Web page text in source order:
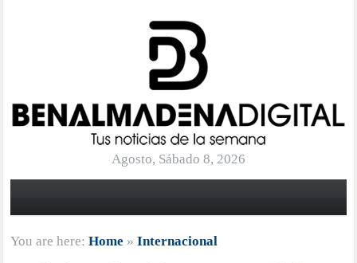
Agosto, Sábado 8, 2026
You are here:Home »Internacional